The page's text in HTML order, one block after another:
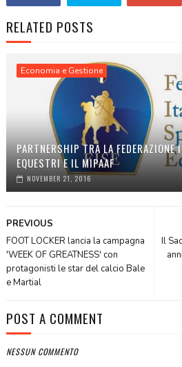
RELATED POSTS
Economia e Gestione
PARTNERSHIP TRA LA FEDERAZIONE
EQUESTRI E IL MIPAAF
NOVEMBER 21, 2016
Il
PREVIOUS
FOOT LOCKER lancia la campagna
'WEEK OF GREATNESS' con
protagonisti le star del calcio Bale
e Martial
POST A COMMENT
NESSUN COMMENTO